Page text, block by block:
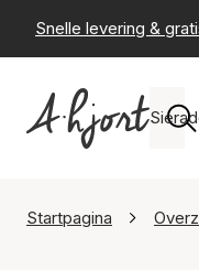
Snelle levering &
Startpagina